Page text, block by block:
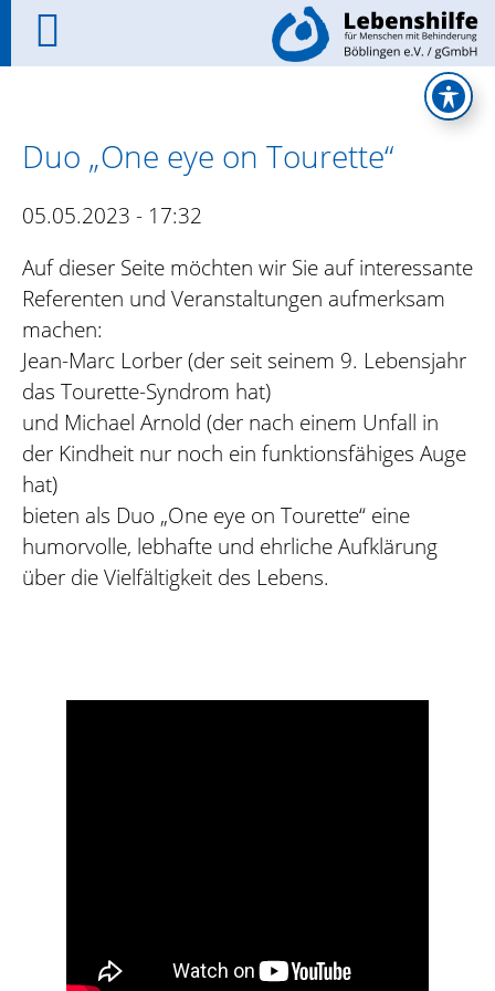
Duo „One eye on Tourette“
05.05.2023 - 17:32
Auf dieser Seite möchten wir Sie auf interessante
Referenten und Veranstaltungen aufmerksam
machen:
Jean-Marc Lorber (der seit seinem 9. Lebensjahr
das Tourette-Syndrom hat)
und Michael Arnold (der nach einem Unfall in
der Kindheit nur noch ein funktionsfähiges Auge
hat)
bieten als Duo „One eye on Tourette“ eine
humorvolle, lebhafte und ehrliche Aufklärung
über die Vielfältigkeit des Lebens.